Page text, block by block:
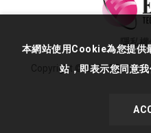
Copyright © 2026 EDOM
隱私權
本網站使用Cookie為您提供
站，即表示您同意